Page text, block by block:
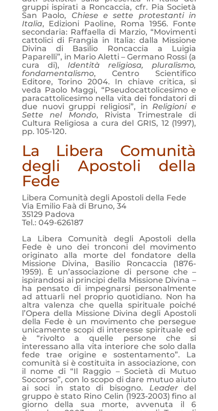
gruppi ispirati a Roncaccia, cfr. Pia Società
San Paolo, Chiese e sette protestanti in
Italia, Edizioni Paoline,
Roma 1956. Fonte
secondaria: Raffaella di Marzio, “Movimenti
cattolici di Frangia in Italia: dalla Missione
Divina di Basilio Roncaccia a Luigia
Paparelli”, in Mario Aletti – Germano Rossi (a
cura di), Identità religiosa, pluralismo,
fondamentalismo, Centro Scientifico
Editore, Torino 2004. In chiave critica, si
veda Paolo Maggi, “Pseudocattolicesimo e
paracattolicesimo nella vita dei fondatori di
due nuovi gruppi religiosi”, in Religioni e
Sette nel Mondo, Rivista Trimestrale di
Cultura Religiosa a cura del GRIS, 12 (1997),
pp. 105-120.
La Libera Comunità
degli Apostoli della
Fede
Libera Comunità degli Apostoli della Fede
Via Emilio Faà di Bruno, 34
35129 Padova
Tel.: 049-626187
La Libera Comunità degli Apostoli della
Fede è uno dei tronconi del movimento
originato alla morte del fondatore della
Missione Divina, Basilio Roncaccia (1876-
1959). È un’associazione di persone che –
ispirandosi ai principi della Missione Divina –
ha pensato di impegnarsi personalmente
ad attuarli nel proprio quotidiano. Non ha
altra valenza che quella spirituale poiché
l’Opera della Missione Divina degli Apostoli
della Fede è un movimento che persegue
unicamente scopi di interesse spirituale ed
è “rivolto a quelle persone che si
interessano alla vita interiore che solo dalla
fede trae origine e sostentamento”. La
comunità si è costituita in associazione, con
il nome di “Il Raggio – Società di Mutuo
Soccorso”, con lo scopo di dare mutuo aiuto
ai soci in stato di bisogno. Leaderdel
gruppo è stato Rino Celin (1923-2003) fino al
giorno della sua morte, avvenuta il 6